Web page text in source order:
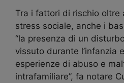
Tra i fattori di rischio oltre
stress sociale, anche i
“la presenza di un
vissuto durante l’infanzia
esperienze di abuso e
intrafamiliare”, fa notare